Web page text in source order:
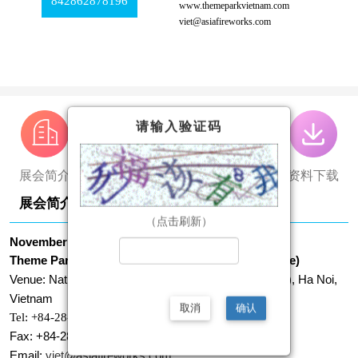
www.themeparkvietnam.com
viet@asiafireworks.com
展会简介 展会报道 参展帮助 资料下载
展会简介
November 3~6
Theme Park Vietnam Technology Meet 2020 (Online)
Venue: National Exhibition Construction Center (Necc), Ha Noi,
Vietnam
Tel: +84-28-6287-8196
Fax: +84-28-6287-8160
Email: viet@asiafireworks.com
请输入验证码
（点击刷新）
取消 确认